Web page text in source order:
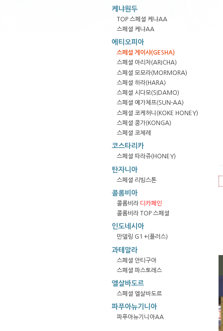
케냐원두
TOP 스페셜 케냐AA
스페셜 케냐AA
에티오피아
스페셜 게이샤(GESHA)
스페셜 아리차(ARICHA)
스페셜 모모라(MORMORA)
스페셜 하라(HARA)
스페셜 시다모(SIDAMO)
스페셜 예가체프(SUN-AA)
스페셜 코케허니(KOKE HONEY)
스페셜 콩가(KONGA)
스페셜 코체레
코스타리카
스페셜 따라쥬(HONEY)
탄자니아
스페셜 리빙스톤
콜롬비아
콜롬비라 디카페인
콜롬비라 TOP 스페셜
인도네시아
만델링 G1 +(플러스)
과테말라
스페셜 안티구아
스페셜 파스토레스
엘살바도르
스페셜 엘살바도르
파푸아뉴기니아
파푸아뉴기니아AA